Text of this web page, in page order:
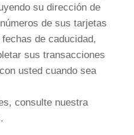
su dirección de
de sus tarjetas
de caducidad,
sus transacciones
usted cuando sea
consulte nuestra